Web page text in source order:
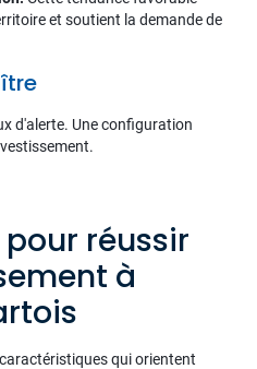
et soutient la demande de
d'alerte. Une configuration
réussir
à
qui orientent